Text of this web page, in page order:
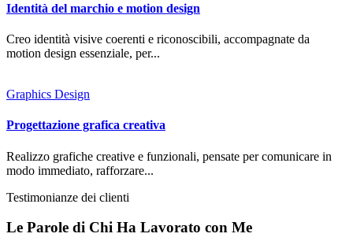
Identità del marchio e motion design
Creo identità visive coerenti e riconoscibili, accompagnate da
motion design essenziale, per...
Graphics Design
Progettazione grafica creativa
Realizzo grafiche creative e funzionali, pensate per comunicare in
modo immediato, rafforzare...
Testimonianze dei clienti
Le Parole di Chi Ha Lavorato con Me